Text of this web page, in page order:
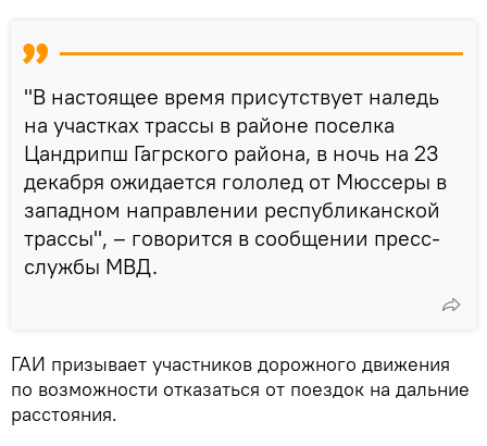
"В настоящее время присутствует наледь
на участках трассы в районе поселка
Цандрипш Гагрского района, в ночь на 23
декабря ожидается гололед от Мюссеры в
западном направлении республиканской
трассы", – говорится в сообщении пресс-
службы МВД.
ГАИ призывает участников дорожного движения
по возможности отказаться от поездок на дальние
расстояния.